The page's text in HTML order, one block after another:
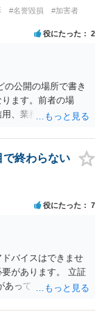
#名誉毀損
#加害者
役にたった 2
公開の場所で書き
ます。前者の場
、業務にかかる犯
で終わらない
役にたった 7
バイスはできませ
があります。 立証
あっても、裁判官が
れるためです。 書